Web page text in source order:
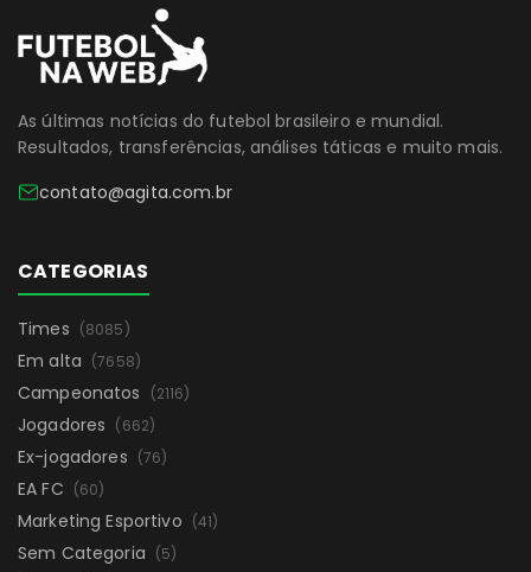
As últimas notícias do futebol brasileiro e mundial.
Resultados, transferências, análises táticas e muito mais.
contato@agita.com.br
CATEGORIAS
Times (8085)
Em alta (7658)
Campeonatos (2116)
Jogadores (662)
Ex-jogadores (76)
EA FC (60)
Marketing Esportivo (41)
Sem Categoria (5)